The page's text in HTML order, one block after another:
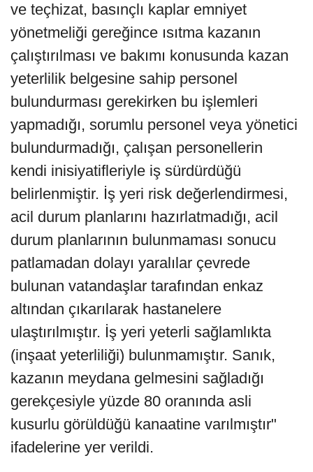
ve teçhizat, basınçlı kaplar emniyet
yönetmeliği gereğince ısıtma kazanın
çalıştırılması ve bakımı konusunda kazan
yeterlilik belgesine sahip personel
bulundurması gerekirken bu işlemleri
yapmadığı, sorumlu personel veya yönetici
bulundurmadığı, çalışan personellerin
kendi inisiyatifleriyle iş sürdürdüğü
belirlenmiştir. İş yeri risk değerlendirmesi,
acil durum planlarını hazırlatmadığı, acil
durum planlarının bulunmaması sonucu
patlamadan dolayı yaralılar çevrede
bulunan vatandaşlar tarafından enkaz
altından çıkarılarak hastanelere
ulaştırılmıştır. İş yeri yeterli sağlamlıkta
(inşaat yeterliliği) bulunmamıştır. Sanık,
kazanın meydana gelmesini sağladığı
gerekçesiyle yüzde 80 oranında asli
kusurlu görüldüğü kanaatine varılmıştır"
ifadelerine yer verildi.